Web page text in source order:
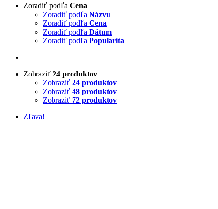
Zoradiť podľa Cena
Zoradiť podľa Názvu
Zoradiť podľa Cena
Zoradiť podľa Dátum
Zoradiť podľa Popularita
Zobraziť 24 produktov
Zobraziť 24 produktov
Zobraziť 48 produktov
Zobraziť 72 produktov
Zľava!